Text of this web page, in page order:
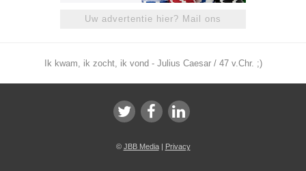
Uw advertentie hier? Mail ons
Ik kwam, ik zocht, ik vond - Julius Caesar / 47 v.Chr. ;)
© JBB Media| Privacy